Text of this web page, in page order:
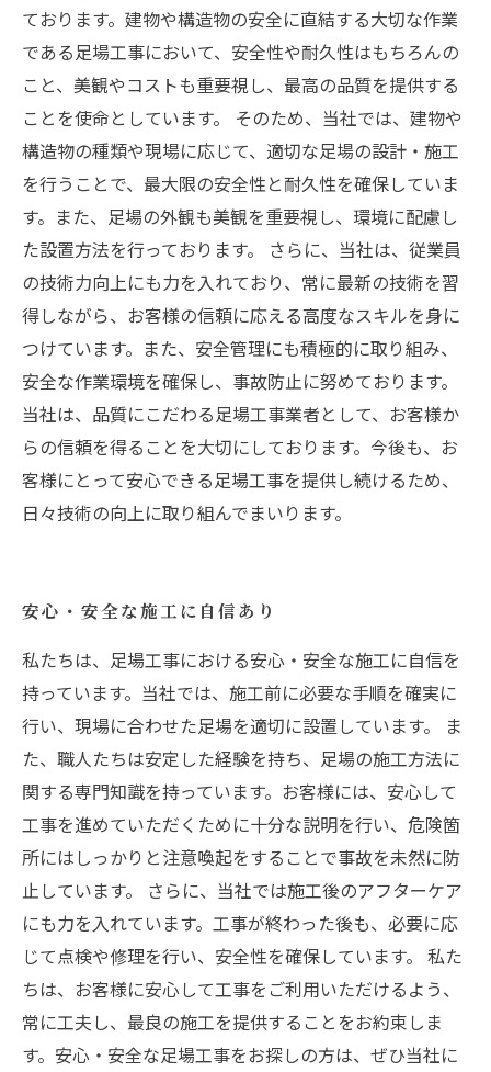
ております。建物や構造物の安全に直結する大切な作業
である足場工事において、安全性や耐久性はもちろんの
こと、美観やコストも重要視し、最高の品質を提供する
ことを使命としています。 そのため、当社では、建物や
構造物の種類や現場に応じて、適切な足場の設計・施工
を行うことで、最大限の安全性と耐久性を確保していま
す。また、足場の外観も美観を重要視し、環境に配慮し
た設置方法を行っております。 さらに、当社は、従業員
の技術力向上にも力を入れており、常に最新の技術を習
得しながら、お客様の信頼に応える高度なスキルを身に
つけています。また、安全管理にも積極的に取り組み、
安全な作業環境を確保し、事故防止に努めております。
当社は、品質にこだわる足場工事業者として、お客様か
らの信頼を得ることを大切にしております。今後も、お
客様にとって安心できる足場工事を提供し続けるため、
日々技術の向上に取り組んでまいります。
安心・安全な施工に自信あり
私たちは、足場工事における安心・安全な施工に自信を
持っています。当社では、施工前に必要な手順を確実に
行い、現場に合わせた足場を適切に設置しています。 ま
た、職人たちは安定した経験を持ち、足場の施工方法に
関する専門知識を持っています。お客様には、安心して
工事を進めていただくために十分な説明を行い、危険箇
所にはしっかりと注意喚起をすることで事故を未然に防
止しています。 さらに、当社では施工後のアフターケア
にも力を入れています。工事が終わった後も、必要に応
じて点検や修理を行い、安全性を確保しています。 私た
ちは、お客様に安心して工事をご利用いただけるよう、
常に工夫し、最良の施工を提供することをお約束しま
す。安心・安全な足場工事をお探しの方は、ぜひ当社に